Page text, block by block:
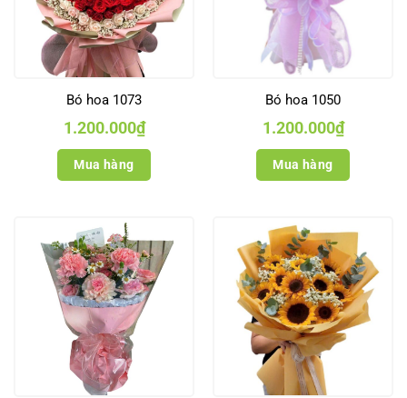
Bó hoa 1073
1.200.000₫
Mua hàng
Bó hoa 1050
1.200.000₫
Mua hàng